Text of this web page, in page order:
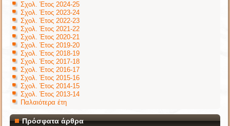
Σχολ. Έτος 2024-25
Σχολ. Έτος 2023-24
Σχολ. Έτος 2022-23
Σχολ. Έτος 2021-22
Σχολ. Έτος 2020-21
Σχολ. Έτος 2019-20
Σχολ. Έτος 2018-19
Σχολ. Έτος 2017-18
Σχολ. Έτος 2016-17
Σχολ. Έτος 2015-16
Σχολ. Έτος 2014-15
Σχολ. Έτος 2013-14
Παλαιότερα έτη
Πρόσφατα άρθρα